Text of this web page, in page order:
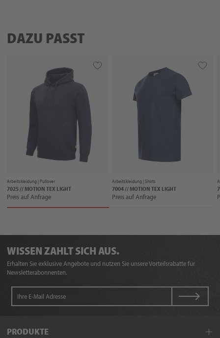
DAZU PASST
Arbeitskleidung | Pullover
7025 // MOTION TEX LIGHT
Preis auf Anfrage
Arbeitskleidung |Shirts
7004 // MOTION TEX LIGHT
Preis auf Anfrage
WISSEN ZAHLT SICH AUS.
Erhalten Sie exklusive Angebote und nutzen Sie unsere Vorteilsrabatte für
Newsletterabonnenten.
PRODUKTE